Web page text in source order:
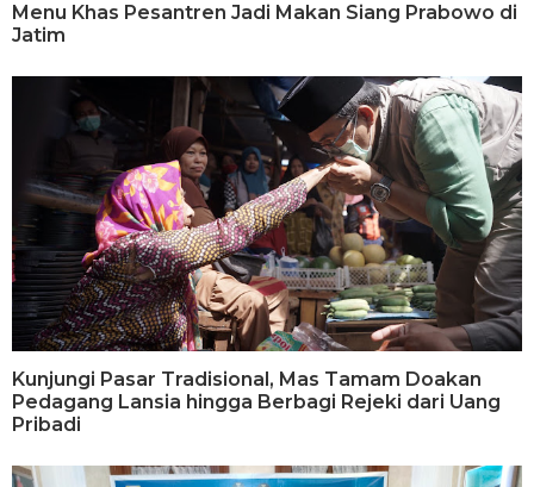
Menu Khas Pesantren Jadi Makan Siang Prabowo di
Jatim
Kunjungi Pasar Tradisional, Mas Tamam Doakan
Pedagang Lansia hingga Berbagi Rejeki dari Uang
Pribadi